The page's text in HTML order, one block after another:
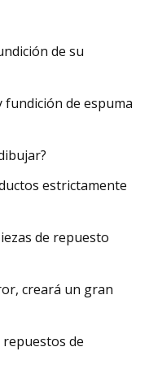
de su
fundición de espuma
estrictamente
de repuesto
creará un gran
repuestos de